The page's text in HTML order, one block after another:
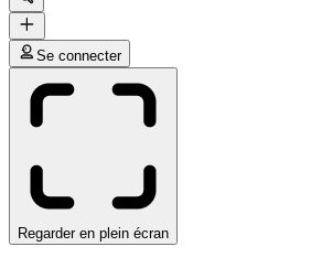
Se connecter
Regarder en plein écran